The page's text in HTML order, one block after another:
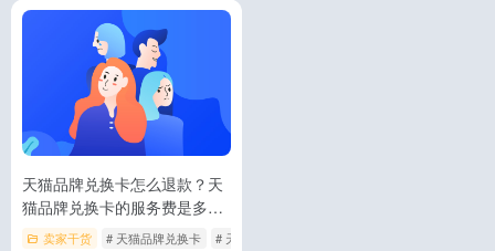
天猫品牌兑换卡怎么退款？天
猫品牌兑换卡的服务费是多
少？卖家干货 # 天猫品牌兑换卡 # 天猫品牌兑换卡怎么退款